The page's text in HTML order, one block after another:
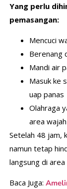
Yang perlu
pemasangan:
Mencuci
Berenang
Mandi air
Masuk ke
uap panas
Olahraga
area wajah
Setelah 48 jam,
namun tetap
langsung di area
Baca Juga: